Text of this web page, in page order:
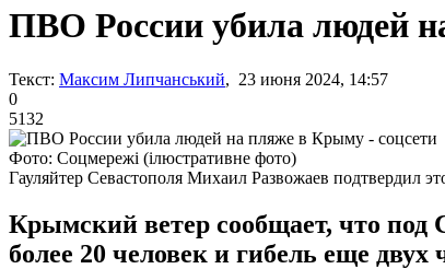
ПВО России убила людей
Текст: Максим Липчанський, 23 июня 2024, 14:57
0
5132
Фото: Соцмережі (ілюстративне фото)
Гауляйтер Севастополя Михаил Развожаев подтвердил
Крымский ветер сообщает, что под
более 20 человек и гибель еще двух